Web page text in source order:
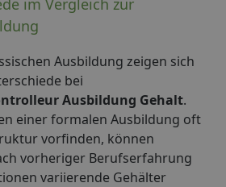
im Vergleich zur
Ausbildung zeigen sich
bei
Ausbildung Gehalt.
einer formalen Ausbildung oft
vorfinden, können
vorheriger Berufserfahrung
variierende Gehälter